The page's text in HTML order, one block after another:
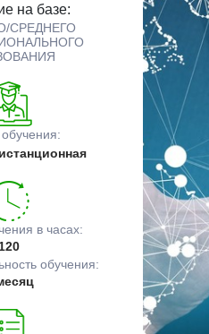
на базе:
СРЕДНЕГО
в часах:
120
обучения: